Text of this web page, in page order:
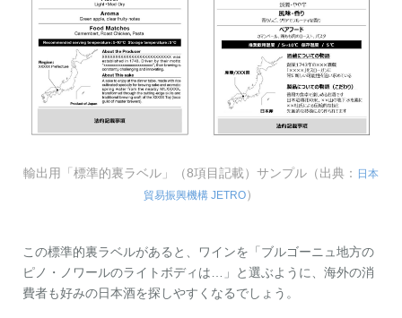
輸出用「標準的裏ラベル」（8項目記載）サンプル（出典： 日本
貿易振興機構 JETRO）
この標準的裏ラベルがあると、ワインを「ブルゴーニュ地方の
ピノ・ノワールのライトボディは…」と選ぶように、海外の消
費者も好みの日本酒を探しやすくなるでしょう。